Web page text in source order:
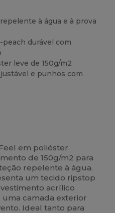
à água e à prova
durável com
leve de 150g/m2
e punhos com
em poliéster
de 150g/m2 para
repelente à água.
um tecido ripstop
acrílico
camada exterior
Ideal tanto para